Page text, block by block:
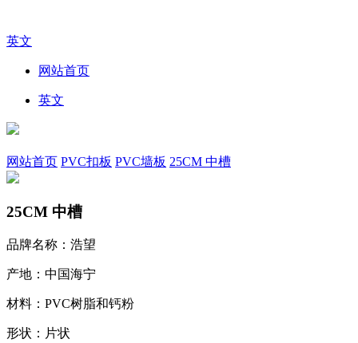
英文
网站首页
英文
网站首页 PVC扣板 PVC墙板 25CM 中槽
25CM 中槽
品牌名称：浩望
产地：中国海宁
材料：PVC树脂和钙粉
形状：片状